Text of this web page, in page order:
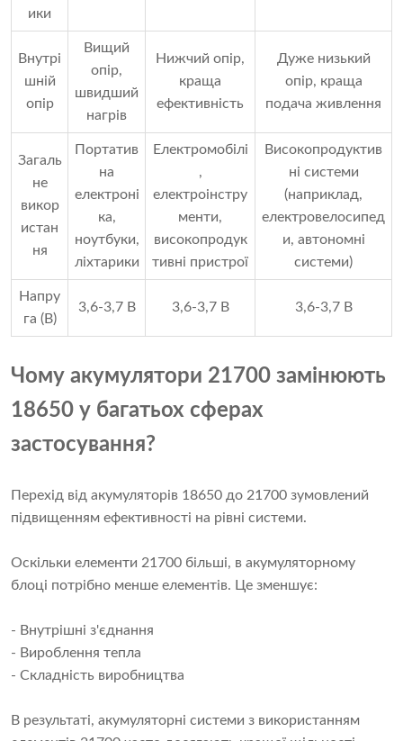
ики
Внутрі
шній
опір
Вищий
опір,
швидший
нагрів
Нижчий опір,
краща
ефективність
Дуже низький
опір, краща
подача живлення
Загаль
не
викор
истан
ня
Портатив
на
електроні
ка,
ноутбуки,
ліхтарики
Електромобілі
,
електроінстру
менти,
високопродук
тивні пристрої
Високопродуктив
ні системи
(наприклад,
електровелосипед
и, автономні
системи)
Напру
га (В)
3,6-3,7 В 3,6-3,7 В 3,6-3,7 В
Чому акумулятори 21700 замінюють
18650 у багатьох сферах
застосування?
Перехід від акумуляторів 18650 до 21700 зумовлений
підвищенням ефективності на рівні системи.
Оскільки елементи 21700 більші, в акумуляторному
блоці потрібно менше елементів. Це зменшує:
- Внутрішні з'єднання
- Вироблення тепла
- Складність виробництва
В результаті, акумуляторні системи з використанням